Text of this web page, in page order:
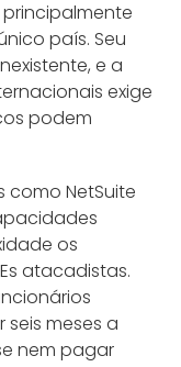
país. Seu
e a
exige
podem
como NetSuite
os
atacadistas.
meses a
nem pagar